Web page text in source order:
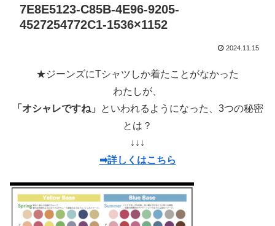
7E8E5123-C85B-4E96-9205-
4527254772C1-1536×1152
2024.11.15
★ジーンズにTシャツしか着たことがなかった
わたしが、
「オシャレですね」
といわれるようになった、3つの秘密
とは？
↓↓↓
➡詳しくはこちら